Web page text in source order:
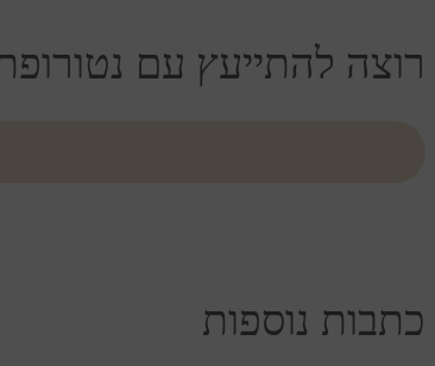
רוצה להתייעץ עם
כתבות נוספות